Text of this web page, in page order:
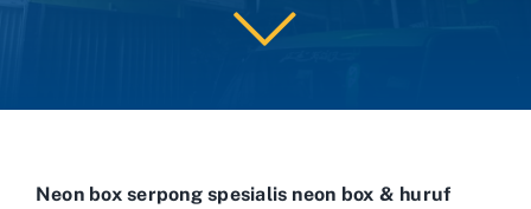
Neon box serpong spesialis neon box & huruf